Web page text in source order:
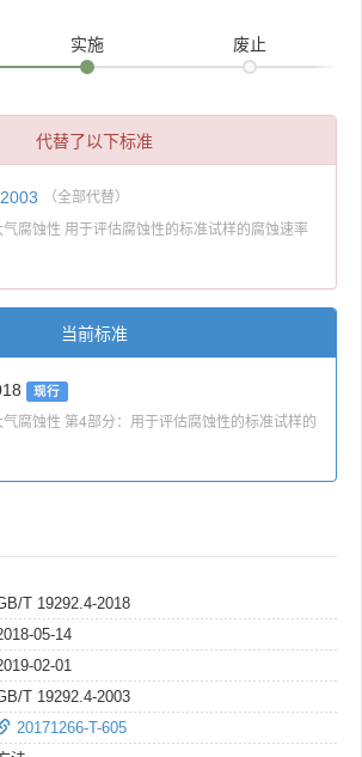
实施 废止
代替了以下标准
（全部代替）
腐蚀性 用于评估腐蚀性的标准试样的腐蚀速率
当前标准
现行
腐蚀性 第4部分：用于评估腐蚀性的标准试样的
T 19292.4-2018
05-14
02-01
T 19292.4-2003
20171266-T-605